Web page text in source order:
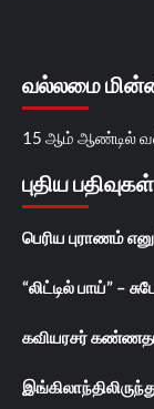
வல்லமை
15 ஆம் ஆண்டில்
புதிய பதிவுகள்
பெரிய புராணம்
“லிட்டில் பாய்” –
கவியரசர்